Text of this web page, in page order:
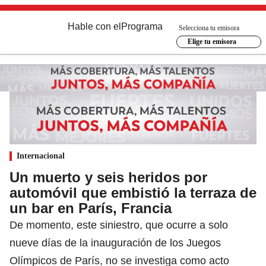
Hable con el Programa
Selecciona tu emisora
Elige tu emisora
Internacional
Un muerto y seis heridos por
automóvil que embistió la terraza de
un bar en París, Francia
De momento, este siniestro, que ocurre a solo
nueve días de la inauguración de los Juegos
Olímpicos de París, no se investiga como acto